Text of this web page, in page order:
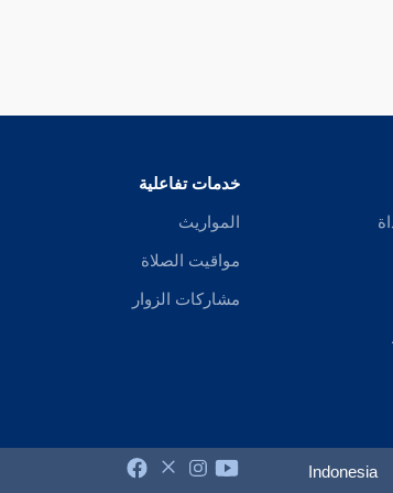
خدمات تفاعلية
المواريث
مواقيت الصلاة
مشاركات الزوار
Indonesia